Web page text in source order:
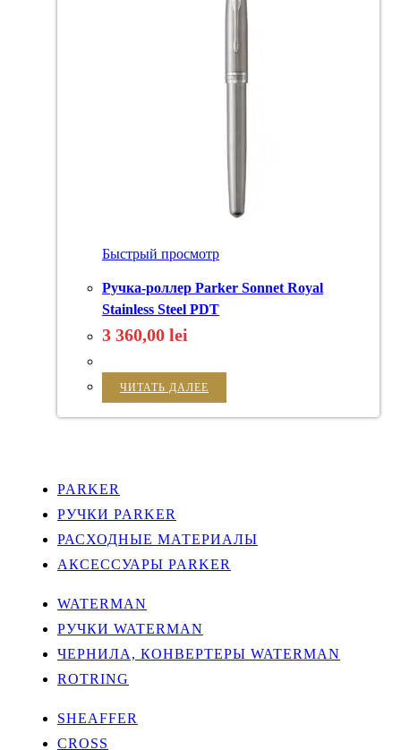
Быстрый просмотр
Ручка-роллер Parker Sonnet Royal
Stainless Steel PDT
3 360,00 lei
ЧИТАТЬ ДАЛЕЕ
PARKER
РУЧКИ PARKER
РАСХОДНЫЕ МАТЕРИАЛЫ
АКСЕССУАРЫ PARKER
WATERMAN
РУЧКИ WATERMAN
ЧЕРНИЛА, КОНВЕРТЕРЫ WATERMAN
ROTRING
SHEAFFER
CROSS